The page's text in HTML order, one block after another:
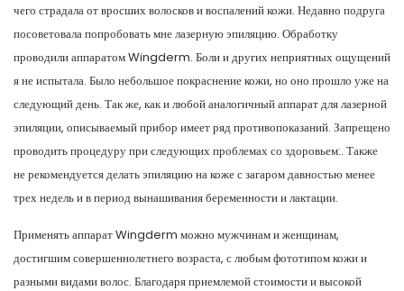
чего страдала от вросших волосков и воспалений кожи. Недавно подруга
посоветовала попробовать мне лазерную эпиляцию. Обработку
проводили аппаратом Wingderm. Боли и других неприятных ощущений
я не испытала. Было небольшое покраснение кожи, но оно прошло уже на
следующий день. Так же, как и любой аналогичный аппарат для лазерной
эпиляции, описываемый прибор имеет ряд противопоказаний. Запрещено
проводить процедуру при следующих проблемах со здоровьем:. Также
не рекомендуется делать эпиляцию на коже с загаром давностью менее
трех недель и в период вынашивания беременности и лактации.
Применять аппарат Wingderm можно мужчинам и женщинам,
достигшим совершеннолетнего возраста, с любым фототипом кожи и
разными видами волос. Благодаря приемлемой стоимости и высокой